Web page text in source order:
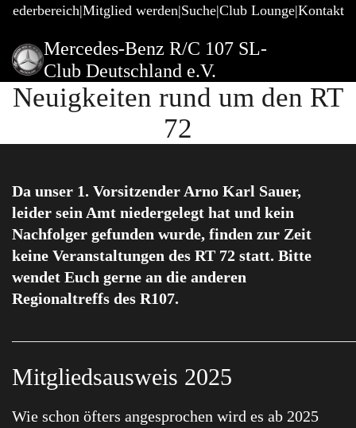
Mitglied werden Suche Club Lounge Kontakt
Mercedes-Benz R/C 107 SL-
Club Deutschland e.V.
Neuigkeiten rund um den RT
72
Da unser 1. Vorsitzender Arno Karl Sauer,
leider sein Amt niedergelegt hat und kein
Nachfolger gefunden wurde, finden zur Zeit
keine Veranstaltungen des RT 72 statt. Bitte
wendet Euch gerne an die anderen
Regionaltreffs des R107.
Mitgliedsausweis 2025
Wie schon öfters angesprochen wird es ab 2025